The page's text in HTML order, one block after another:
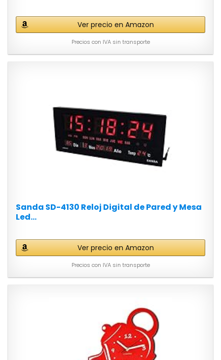
Ver precio en Amazon
Precios con IVA sin transporte
Sanda SD-4130 Reloj Digital de Pared y Mesa
Led...
Ver precio en Amazon
Precios con IVA sin transporte